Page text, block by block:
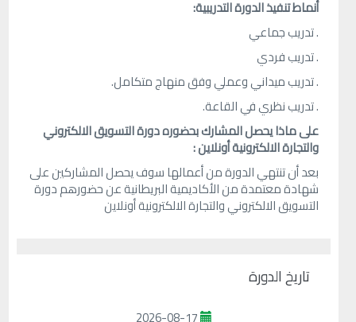
أنماط تنفيذ الدورة التدريبية:
. تدريب جماعي
. تدريب فردي
. تدريب ميداني وعملي وفق منهاج متكامل.
. تدريب نظري في القاعة.
على ماذا يحصل المشارك بحضوره دورة التسويق الالكتروني
والتجارة الالكترونية أونلاين :
بعد أن تنتهي الدورة من أعمالها سوف يحصل المشاركين على
شهادة معتمدة من الأكاديمية البريطانية عن حضورهم دورة
التسويق الالكتروني والتجارة الالكترونية أونلاين
تاريخ الدورة